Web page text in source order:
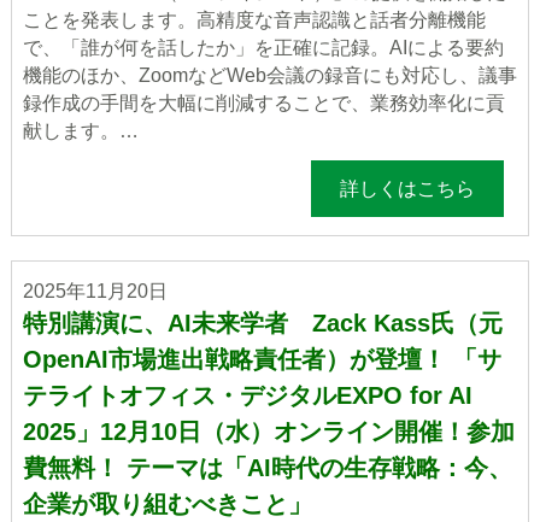
ことを発表します。高精度な音声認識と話者分離機能
で、「誰が何を話したか」を正確に記録。AIによる要約
機能のほか、ZoomなどWeb会議の録音にも対応し、議事
録作成の手間を大幅に削減することで、業務効率化に貢
献します。…
詳しくはこちら
2025年11月20日
特別講演に、AI未来学者 Zack Kass氏（元
OpenAI市場進出戦略責任者）が登壇！ 「サ
テライトオフィス・デジタルEXPO for AI
2025」12月10日（水）オンライン開催！参加
費無料！ テーマは「AI時代の生存戦略：今、
企業が取り組むべきこと」